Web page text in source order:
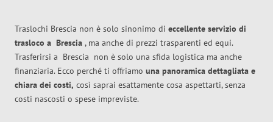
Traslochi Brescia non è solo sinonimo di eccellente servizio di
trasloco a Brescia , ma anche di prezzi trasparenti ed equi.
Trasferirsi a Brescia non è solo una sfida logistica ma anche
finanziaria. Ecco perché ti offriamo una panoramica dettagliata e
chiara dei costi, così saprai esattamente cosa aspettarti, senza
costi nascosti o spese impreviste.